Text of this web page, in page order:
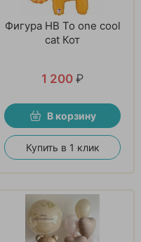
Фигура HB To one cool
cat Кот
1 200 ₽
В корзину
Купить в 1 клик